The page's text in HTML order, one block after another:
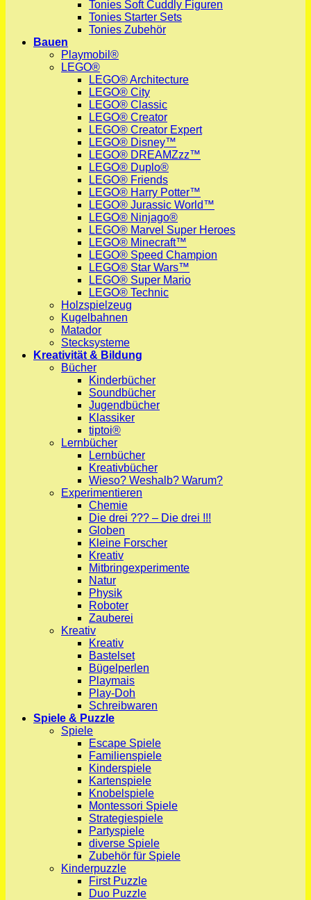
Tonies Soft Cuddly Figuren
Tonies Starter Sets
Tonies Zubehör
Bauen
Playmobil®
LEGO®
LEGO® Architecture
LEGO® City
LEGO® Classic
LEGO® Creator
LEGO® Creator Expert
LEGO® Disney™
LEGO® DREAMZzz™
LEGO® Duplo®
LEGO® Friends
LEGO® Harry Potter™
LEGO® Jurassic World™
LEGO® Ninjago®
LEGO® Marvel Super Heroes
LEGO® Minecraft™
LEGO® Speed Champion
LEGO® Star Wars™
LEGO® Super Mario
LEGO® Technic
Holzspielzeug
Kugelbahnen
Matador
Stecksysteme
Kreativität & Bildung
Bücher
Kinderbücher
Soundbücher
Jugendbücher
Klassiker
tiptoi®
Lernbücher
Lernbücher
Kreativbücher
Wieso? Weshalb? Warum?
Experimentieren
Chemie
Die drei ??? – Die drei !!!
Globen
Kleine Forscher
Kreativ
Mitbringexperimente
Natur
Physik
Roboter
Zauberei
Kreativ
Kreativ
Bastelset
Bügelperlen
Playmais
Play-Doh
Schreibwaren
Spiele & Puzzle
Spiele
Escape Spiele
Familienspiele
Kinderspiele
Kartenspiele
Knobelspiele
Montessori Spiele
Strategiespiele
Partyspiele
diverse Spiele
Zubehör für Spiele
Kinderpuzzle
First Puzzle
Duo Puzzle